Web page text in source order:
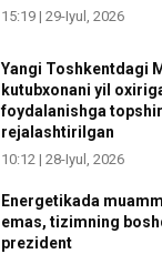
15:19 | 29-Iyul, 2026
Yangi Toshkentdagi
kutubxonani yil
foydalanishga
rejalashtirilgan
10:12 | 28-Iyul, 2026
Energetikada
emas, tizimning
prezident